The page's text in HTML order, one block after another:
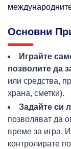
Основни
Играйте
позволите да
или средства,
храна, сметки).
Задайте си
позволяват да
време за игра.
контролирате